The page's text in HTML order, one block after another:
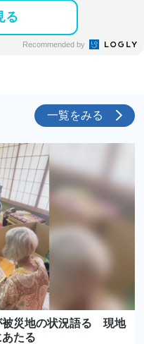
る
Recommended by
一覧をみる
災地の状況語る 現地
たる